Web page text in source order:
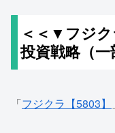
＜＜▼フジ
投資戦略（
「フジクラ【5803】